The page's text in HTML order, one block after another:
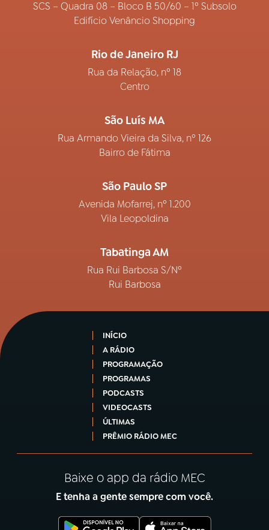
SCS – Quadra 08 – Bloco B 50/60 – 1º Subsolo
Edifício Venâncio Shopping
Rio de Janeiro RJ
Rua da Relação, nº 18
Centro
São Luís MA
Rua Armando Vieira da Silva, nº 126
Bairro de Fátima
São Paulo SP
Avenida Mofarrej, nº 1.200
Vila Leopoldina
Tabatinga AM
Rua Rui Barbosa S/Nº
Rui Barbosa
INÍCIO
A RÁDIO
PROGRAMAÇÃO
PROGRAMAS
PODCASTS
VIDEOCASTS
ÚLTIMAS
PRÊMIO RÁDIO MEC
Baixe o app da rádio MEC
E tenha a gente sempre com você.